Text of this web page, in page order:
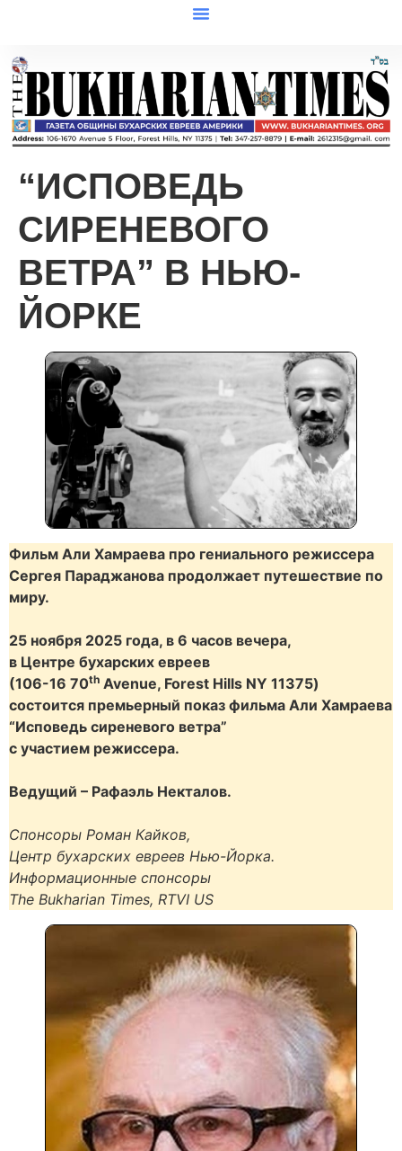
“ИСПОВЕДЬ
СИРЕНЕВОГО
ВЕТРА” В НЬЮ-
ЙОРКЕ
Фильм Али Хамраева про гениального режиссера
Сергея Параджанова продолжает путешествие по
миру.
25 ноября 2025 года, в 6 часов вечера,
в Центре бухарских евреев
(106-16 70th Avenue, Forest Hills NY 11375)
состоится премьерный показ фильма Али Хамраева
“Исповедь сиреневого ветра”
с участием режиссера.
Ведущий – Рафаэль Некталов.
Спонсоры Роман Кайков,
Центр бухарских евреев Нью-Йорка.
Информационные спонсоры
The Bukharian Times, RTVI US